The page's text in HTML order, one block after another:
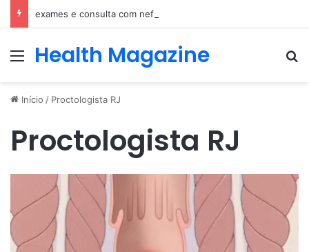
exames e consulta com nefrologista no Rio
Menu
Health Magazine
Início / Proctologista RJ
Proctologista RJ